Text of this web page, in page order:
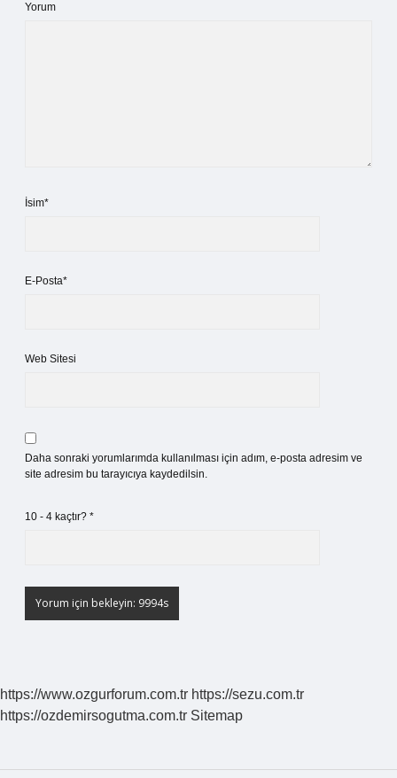
Yorum
İsim*
E-Posta*
Web Sitesi
Daha sonraki yorumlarımda kullanılması için adım, e-posta adresim ve
site adresim bu tarayıcıya kaydedilsin.
10 - 4 kaçtır? *
https://www.ozgurforum.com.tr https://sezu.com.tr
https://ozdemirsogutma.com.tr Sitemap